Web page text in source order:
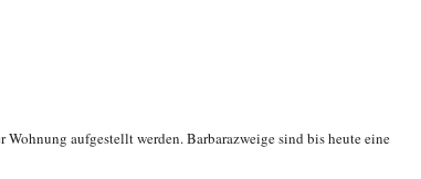
aufgestellt werden. Barbarazweige sind bis heute eine